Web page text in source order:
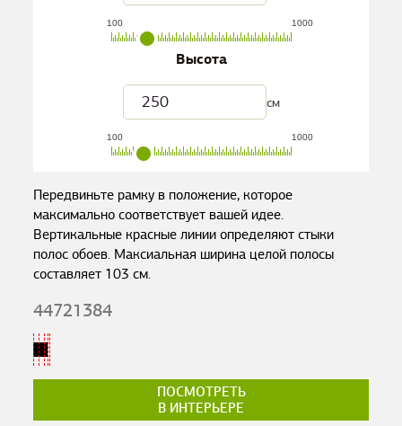
100 1000
Высота
см
100 1000
Передвиньте рамку в положение, которое
максимально соответствует вашей идее.
Вертикальные красные линии определяют стыки
полос обоев. Максиальная ширина целой полосы
составляет 103 см.
44721384
ПОСМОТРЕТЬ
В ИНТЕРЬЕРЕ